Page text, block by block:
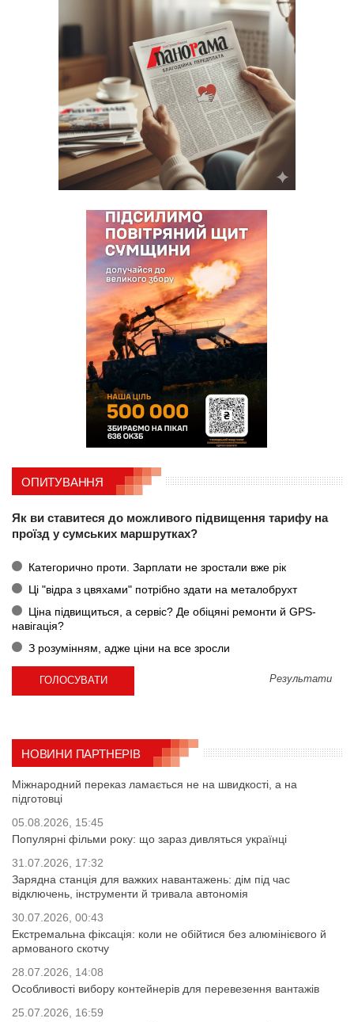
ОПИТУВАННЯ
Як ви ставитеся до можливого підвищення тарифу на
проїзд у сумських маршрутках?
Категорично проти. Зарплати не зростали вже рік
Ці "відра з цвяхами" потрібно здати на металобрухт
Ціна підвищиться, а сервіс? Де обіцяні ремонти й GPS-
навігація?
З розумінням, адже ціни на все зросли
Результати
НОВИНИ ПАРТНЕРІВ
Міжнародний переказ ламається не на швидкості, а на
підготовці
05.08.2026, 15:45
Популярні фільми року: що зараз дивляться українці
31.07.2026, 17:32
Зарядна станція для важких навантажень: дім під час
відключень, інструменти й тривала автономія
30.07.2026, 00:43
Екстремальна фіксація: коли не обійтися без алюмінієвого й
армованого скотчу
28.07.2026, 14:08
Особливості вибору контейнерів для перевезення вантажів
25.07.2026, 16:59